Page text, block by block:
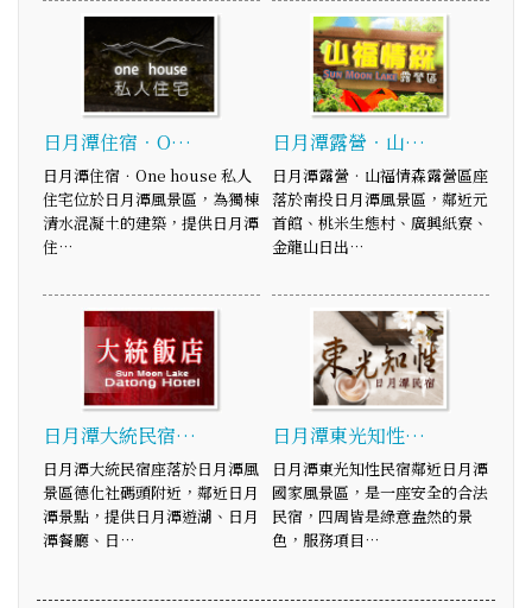
日月潭住宿．O…
日月潭住宿．One house 私人
住宅位於日月潭風景區，為獨棟
清水混凝土的建築，提供日月潭
住…
日月潭露營‧山…
日月潭露營‧山福情森露營區座
落於南投日月潭風景區，鄰近元
首館、桃米生態村、廣興紙寮、
金龍山日出…
日月潭大統民宿…
日月潭大統民宿座落於日月潭風
景區德化社碼頭附近，鄰近日月
潭景點，提供日月潭遊湖、日月
潭餐廳、日…
日月潭東光知性…
日月潭東光知性民宿鄰近日月潭
國家風景區，是一座安全的合法
民宿，四周皆是綠意盎然的景
色，服務項目…